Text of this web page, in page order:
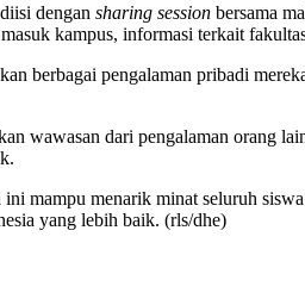
dengan sharing session bersama
kampus, informasi terkait
berbagai pengalaman pribadi
wawasan dari pengalaman orang
mampu menarik minat seluruh
yang lebih baik. (rls/dhe)